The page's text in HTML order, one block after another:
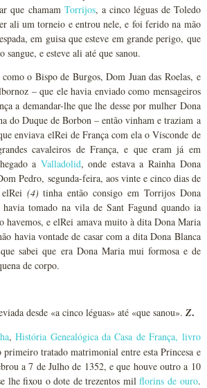
que chamam Torrijos, a cinco léguas de Toledo
ali um torneio e entrou nele, e foi ferido na mão
em guisa que esteve em grande perigo, que
sangue, e esteve ali até que sanou.
o Bispo de Burgos, Dom Juan das Roelas, e
– que ele havia enviado como mensageiros
a demandar-lhe que lhe desse por mulher Dona
do Duque de Borbon – então vinham e traziam a
enviava elRei de França com ela o Visconde de
cavaleiros de França, e que eram já em
a Valladolid, onde estava a Rainha Dona
Pedro, segunda-feira, aos vinte e cinco dias de
(4) tinha então consigo em Torrijos Dona
tomado na vila de Sant Fagund quando ia
havemos, e elRei amava muito à dita Dona Maria
havia vontade de casar com a dita Dona Blanca
sabei que era Dona Maria mui formosa e de
de corpo.
desde «a cinco léguas» até «que sanou».Z.
,História Genealógica da Casa de França, livro
primeiro tratado matrimonial entre esta Princesa e
a 7 de Julho de 1352, e que houve outro a 10
lhe fixou o dote de trezentos milflorins de ouro.